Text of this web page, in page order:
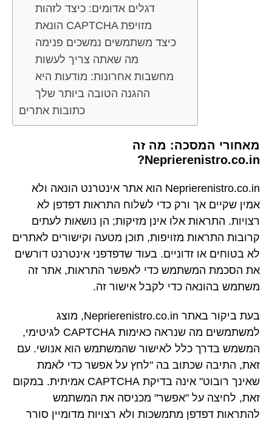
דגלים אדומים: כיצד לזהות
הונאת CAPTCHA מזויפת
כיצד משתמשים נמשכים פנימה
מה שאתה צריך לעשות
מחשבות אחרונות: מודעות היא
ההגנה הטובה ביותר שלך
כתובות אתרים
מאחורי המסכה: מה זה
Neprierenistro.co.in?
Neprierenistro.co.in הוא אתר אינטרנט הונאה ולא
אמין שקיים אך ורק כדי לשלוח התראות דפדפן לא
רצויות. התראות אלו אינן מזיקות; הן נושאות לעתים
קרובות התראות מזויפות, תוכן מטעה וקישורים לאתרים
לא בטוחים או זדוניים. בעוד שדפדפני אינטרנט דורשים
את הסכמת המשתמש כדי לאפשר התראות, אתר זה
משתמש בהונאה כדי לקבל אישור זה.
בעת ביקור באתר Neprierenistro.co.in, מוצג
למשתמשים מה שנראה כאימות CAPTCHA לגיטימי,
המשמש בדרך כלל לאישור שהמשתמש הוא אנושי. עם
זאת, התיבה שכתוב בה "לחץ על אפשר כדי לאמת
שאינך רובוט" אינה בדיקת CAPTCHA אמיתית. במקום
זאת, לחיצה על "אפשר" מכניסה את המשתמש
להתראות דפדפן מתמשכות ולא רצויות מדומיין סורר